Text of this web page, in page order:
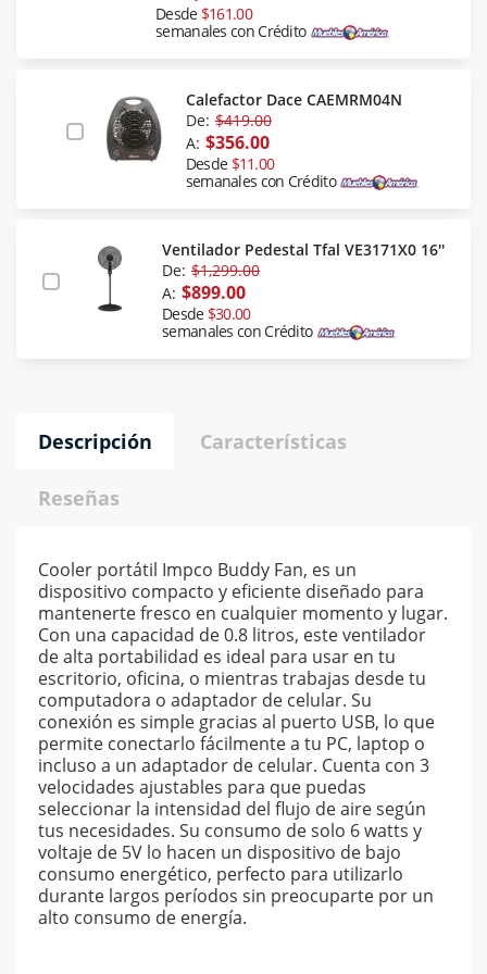
Desde $161.00
semanales con Crédito
Calefactor Dace CAEMRM04N
De: $419.00
A: $356.00
Desde $11.00
semanales con Crédito
Ventilador Pedestal Tfal VE3171X0 16''
De: $1,299.00
A: $899.00
Desde $30.00
semanales con Crédito
Descripción Características
Reseñas
Cooler portátil Impco Buddy Fan, es un
dispositivo compacto y eficiente diseñado para
mantenerte fresco en cualquier momento y lugar.
Con una capacidad de 0.8 litros, este ventilador
de alta portabilidad es ideal para usar en tu
escritorio, oficina, o mientras trabajas desde tu
computadora o adaptador de celular. Su
conexión es simple gracias al puerto USB, lo que
permite conectarlo fácilmente a tu PC, laptop o
incluso a un adaptador de celular. Cuenta con 3
velocidades ajustables para que puedas
seleccionar la intensidad del flujo de aire según
tus necesidades. Su consumo de solo 6 watts y
voltaje de 5V lo hacen un dispositivo de bajo
consumo energético, perfecto para utilizarlo
durante largos períodos sin preocuparte por un
alto consumo de energía.